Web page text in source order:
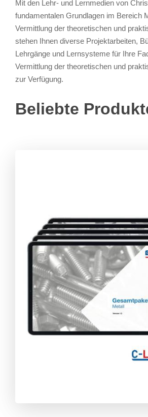
Mit den Lehr- und Lernmedien von
fundamentalen Grundlagen im Bereich
Vermittlung der theoretischen und
stehen Ihnen diverse Projektarbeiten,
Lehrgänge und Lernsysteme für Ihre
Vermittlung der theoretischen und
zur Verfügung.
Beliebte